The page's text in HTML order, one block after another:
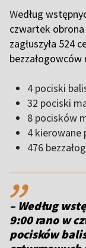
Według
czwartek
zagłuszyła 524
4 pociski
32 pociski
8 pocisków
4 kierowane
476
,,
– Według
9:00 rano w
pocisków